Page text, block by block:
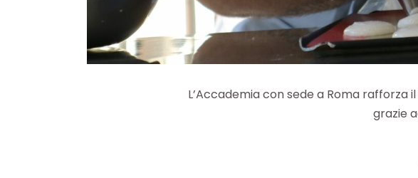
L’Accademia con sede a Roma
grazie